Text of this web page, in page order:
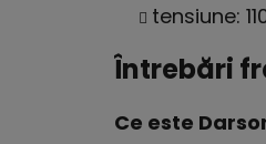
tensiune:
Întrebări
Ce este